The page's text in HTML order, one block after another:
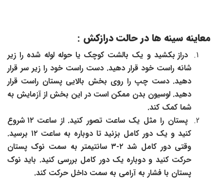
معاینه سینه ها در حالت درازکش :
دراز بکشید و یک بالشت کوچک یا حوله لوله شده را زیر
شانه راست خود قرار دهید. دست راست خود را زیر سر قرار
دهید. دست چپ را روی بخش بالایی پستان راست قرار
دهید. لوسیون بدن ممکن است در این بخش از آزمایش به
شما کمک کند.
پستان را مثل یک ساعت تصور کنید. از ساعت ۱۲ شروع
کنید و یک دور کامل بزنید تا دوباره به ساعت۱۲ برسید.
وقتی دور کامل شد ۲-۳
سانتیمتر به سمت نوک پستان
حرکت کنید و دوباره یک دور کامل بررسی کنید. باید نوک
پستان با فشار به آرامی به سمت داخل حرکت کند.